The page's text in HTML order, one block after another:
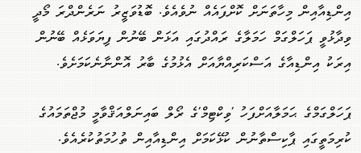
އިންޑިއާއިން މިހާތަނަށް ކޮށްފައެއް ނުވެއެވެ. ބޮޑުވަޒީރު ނަރެންދްރަ މޯދީ
ވިދާޅުވީ ޕަހަލްގަމް ހަމަލާގެ ރައްދުގައި އަޅަން ބޭނުން ފިޔަވަޅެއް ބޭނުން
އިރަކު އިންޑިއާގެ އަސްކަރިއްޔާއަށް އެޅުމުގެ ބާރު އޮންނާނެކަމަށެވެ.
ޕަހަލްގަމްގެ ޙަމަލާއަށްފަހު 'ވިކްޓިމް'ގެ ރޯލް ބައިނަލްއަޤްވާމީ މުޖްތަމައުގެ
ކުރިމަތީގައި ޕާކިސްތާނުން ކުޅޭކަމަށް އިންޑިއާއިން ތުހުމަތުކުރެއެވެ.